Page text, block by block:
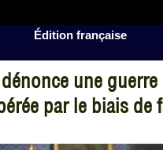
Édition française
une guerre
par le biais de